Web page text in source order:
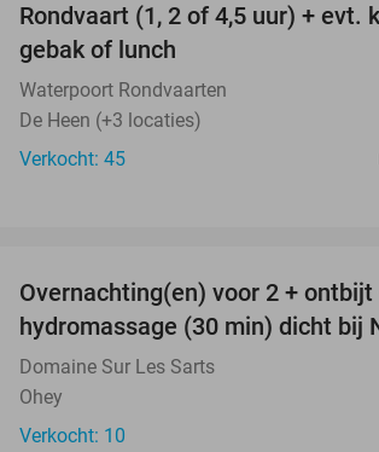
Rondvaart (1, 2 of 4,5 uur) + evt.
gebak of lunch
Waterpoort Rondvaarten
De Heen (+3 locaties)
Verkocht: 45
Overnachting(en) voor 2 + ontbijt
hydromassage (30 min) dicht bij
Domaine Sur Les Sarts
Ohey
Verkocht: 10